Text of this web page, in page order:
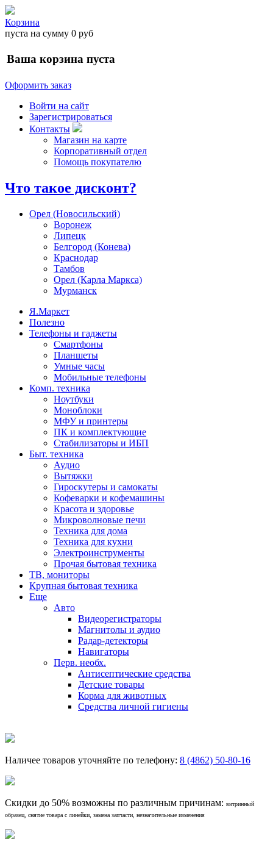
Корзина
пуста на сумму 0 руб
Ваша корзина пуста
Оформить заказ
Войти на сайт
Зарегистрироваться
Контакты
Магазин на карте
Корпоративный отдел
Помощь покупателю
Что такое дисконт?
Орел (Новосильский)
Воронеж
Липецк
Белгород (Конева)
Краснодар
Тамбов
Орел (Карла Маркса)
Мурманск
Я.Маркет
Полезно
Телефоны и гаджеты
Смартфоны
Планшеты
Умные часы
Мобильные телефоны
Комп. техника
Ноутбуки
Моноблоки
МФУ и принтеры
ПК и комплектующие
Стабилизаторы и ИБП
Быт. техника
Аудио
Вытяжки
Гироскутеры и самокаты
Кофеварки и кофемашины
Красота и здоровье
Микроволновые печи
Техника для дома
Техника для кухни
Электроинструменты
Прочая бытовая техника
ТВ, мониторы
Крупная бытовая техника
Еще
Авто
Видеорегистраторы
Магнитолы и аудио
Радар-детекторы
Навигаторы
Перв. необх.
Антисептические средства
Детские товары
Корма для животных
Средства личной гигиены
Наличее товаров уточняйте по телефону: 8 (4862) 50-80-16
Скидки до 50% возможны по различным причинам: витринный
образец, снятие товара с линейки, замена запчасти, незначительные изменения